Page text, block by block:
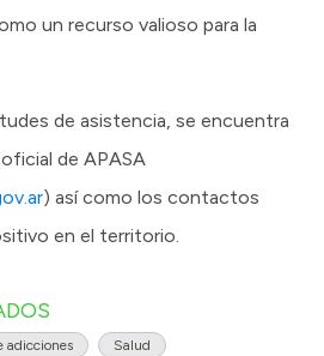
un recurso valioso para la
de asistencia, se encuentra
de APASA
) así como los contactos
en el territorio.
adicciones Salud